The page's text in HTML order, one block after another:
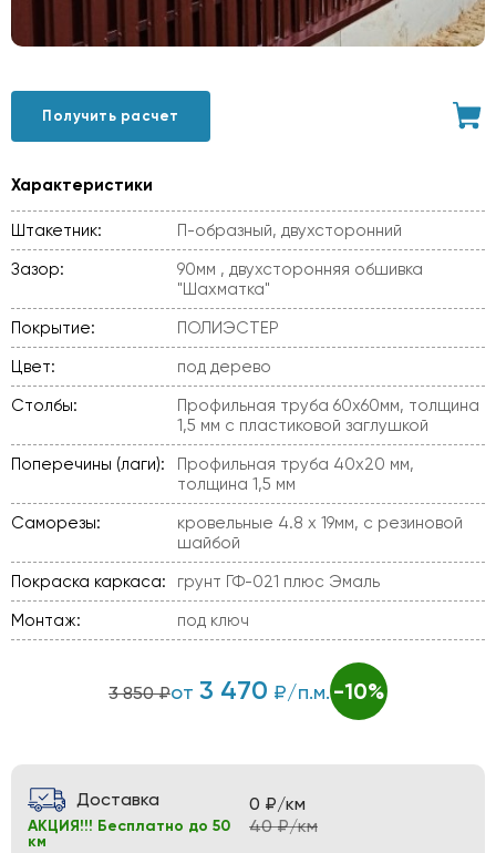
Получить расчет
Характеристики
Штакетник:
П-образный, двухсторонний
Зазор:
90мм , двухсторонняя обшивка
"Шахматка"
Покрытие:
ПОЛИЭСТЕР
Цвет:
под дерево
Столбы:
Профильная труба 60х60мм, толщина
1,5 мм с пластиковой заглушкой
Поперечины (лаги):
Профильная труба 40х20 мм,
толщина 1,5 мм
Саморезы:
кровельные 4.8 х 19мм, с резиновой
шайбой
Покраска каркаса:
грунт ГФ-021 плюс Эмаль
Монтаж:
под ключ
3 850 ₽от 3 470 ₽/п.м. -10%
Доставка
АКЦИЯ!!! Бесплатно до 50
км
0 ₽/км
40 ₽/км